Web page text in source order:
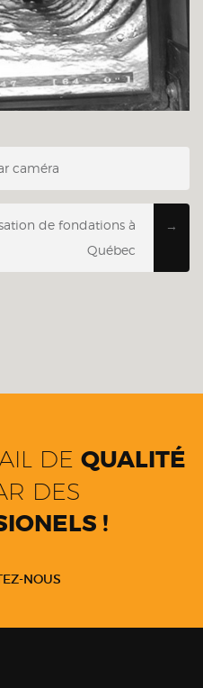
caméra
de fondations à
Québec
→
DE QUALITÉ
DES
!
NOUS